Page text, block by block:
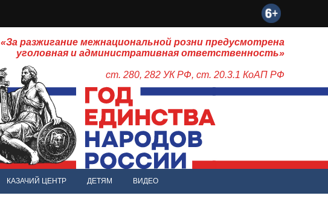
«За разжигание межнациональной розни предусмотрена
уголовная и административная ответственность»
ст. 280, 282 УК РФ, ст. 20.3.1 КоАП РФ
КАЗАЧИЙ ЦЕНТР ДЕТЯМ ВИДЕО